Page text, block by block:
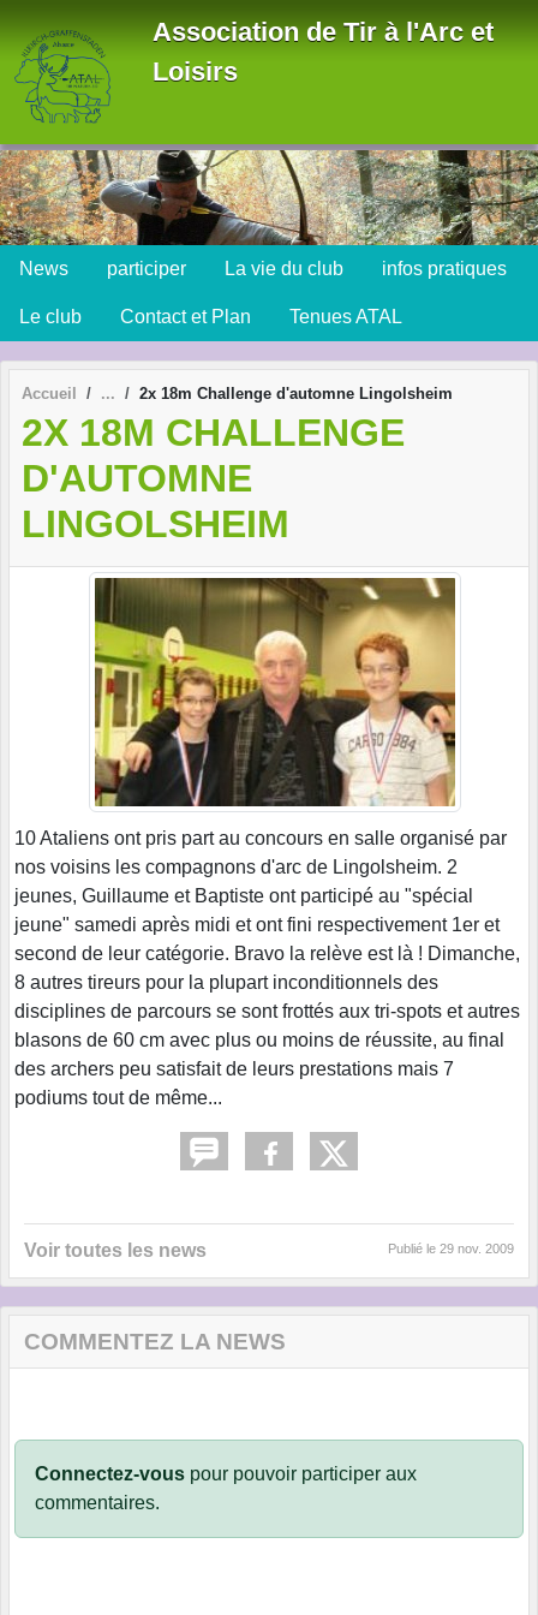
Association de Tir à l'Arc et
Loisirs
News participer La vie du club infos pratiques
Le club Contact et Plan Tenues ATAL
Accueil 2x 18m Challenge d'automne Lingolsheim
2X 18M CHALLENGE
D'AUTOMNE
LINGOLSHEIM
10 Ataliens ont pris part au concours en salle organisé par
nos voisins les compagnons d'arc de Lingolsheim. 2
jeunes, Guillaume et Baptiste ont participé au "spécial
jeune" samedi après midi et ont fini respectivement 1er et
second de leur catégorie. Bravo la relève est là ! Dimanche,
8 autres tireurs pour la plupart inconditionnels des
disciplines de parcours se sont frottés aux tri-spots et autres
blasons de 60 cm avec plus ou moins de réussite, au final
des archers peu satisfait de leurs prestations mais 7
podiums tout de même...
Voir toutes les news Publié le 29 nov. 2009
COMMENTEZ LA NEWS
Connectez-vous pour pouvoir participer aux
commentaires.